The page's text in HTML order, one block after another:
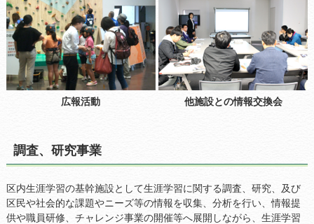
広報活動 他施設との情報交換会
調査、研究事業
区内生涯学習の基幹施設として生涯学習に関する調査、研究、及び
区民や社会的な課題やニーズ等の情報を収集、分析を行い、情報提
供や職員研修、チャレンジ事業の開催等へ展開しながら、生涯学習